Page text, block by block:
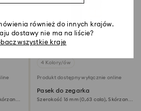
z
4 Kolory/ów
Produkt dostępny wyłącznie online
Pasek do zegarka
Szerokość 16 mm (0,63 cala), Skórzany z
również do innych krajów.
dostawy nie ma na liście?
wszystkie kraje